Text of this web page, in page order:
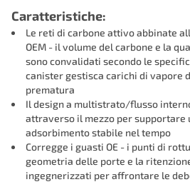
Caratteristiche:
Le reti di carbone attivo abbinate
OEM - il volume del carbone e la
sono convalidati secondo le
canister gestisca carichi di vapore
prematura
Il design a multistrato/flusso
attraverso il mezzo per supportare
adsorbimento stabile nel tempo
Corregge i guasti OE - i punti di
geometria delle porte e la
ingegnerizzati per affrontare le